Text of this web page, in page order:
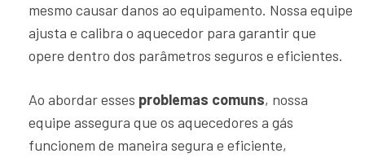
mesmo causar danos ao equipamento. Nossa equipe
ajusta e calibra o aquecedor para garantir que
opere dentro dos parâmetros seguros e eficientes.
Ao abordar esses problemas comuns, nossa
equipe assegura que os aquecedores a gás
funcionem de maneira segura e eficiente,